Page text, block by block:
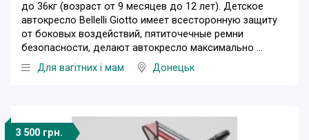
до 36кг (возраст от 9 месяцев до 12 лет). Детское
автокресло Bellelli Giotto имеет всесторонную защиту
от боковых воздействий, пятиточечные ремни
безопасности, делают автокресло максимально ...
Для вагітних і мам
Донецьк
3 500 грн.